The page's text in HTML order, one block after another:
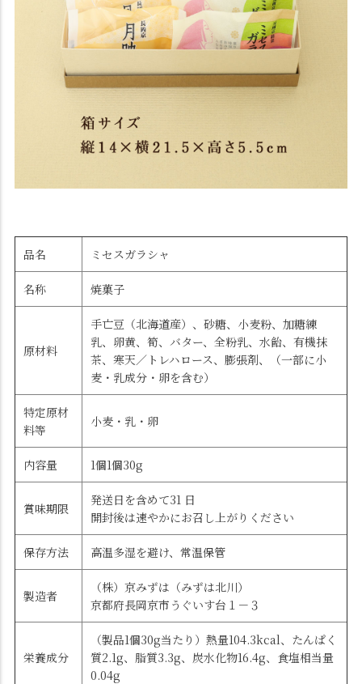
品名 ミセスガラシャ
名称 焼菓子
原材料
手亡豆（北海道産）、砂糖、小麦粉、加糖練
乳、卵黄、筍、バター、全粉乳、水飴、有機抹
茶、寒天／トレハロース、膨張剤、（一部に小
麦・乳成分・卵を含む）
特定原材
料等
小麦・乳・卵
内容量 1個1個30g
賞味期限
発送日を含めて31 日
開封後は速やかにお召し上がりください
保存方法 高温多湿を避け、常温保管
製造者
（株）京みずは（みずは北川）
京都府長岡京市うぐいす台１－３
栄養成分
（製品1個30g当たり）熱量104.3kcal、たんぱく
質2.1g、脂質3.3g、炭水化物16.4g、食塩相当量
0.04g